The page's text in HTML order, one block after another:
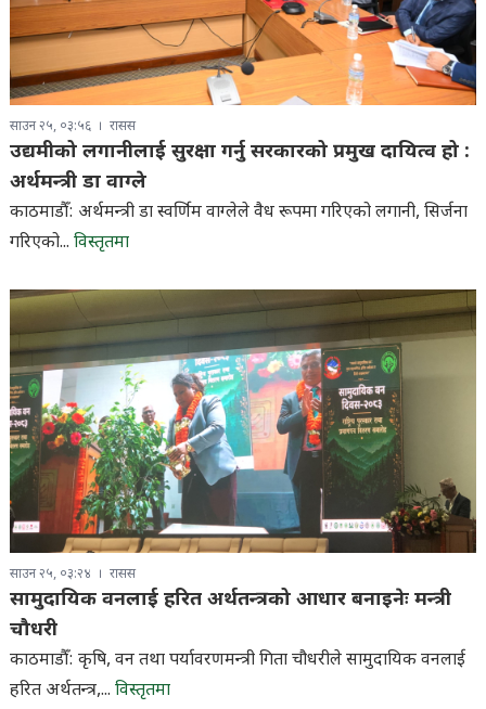
साउन २५, ०३:५६ रासस
उद्यमीको लगानीलाई सुरक्षा गर्नु सरकारको प्रमुख दायित्व हो :
अर्थमन्त्री डा वाग्ले
काठमाडौँ: अर्थमन्त्री डा स्वर्णिम वाग्लेले वैध रूपमा गरिएको लगानी, सिर्जना
गरिएको... विस्तृतमा
साउन २५, ०३:२४ रासस
सामुदायिक वनलाई हरित अर्थतन्त्रको आधार बनाइनेः मन्त्री
चौधरी
काठमाडौँ: कृषि, वन तथा पर्यावरणमन्त्री गिता चौधरीले सामुदायिक वनलाई
हरित अर्थतन्त्र,... विस्तृतमा